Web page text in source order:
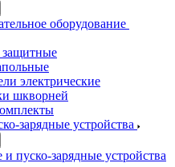
оборудование
электрические
шкворней
зарядные устройства
и пуско-зарядные устройства